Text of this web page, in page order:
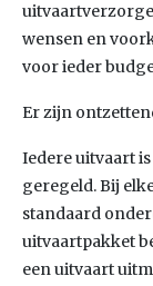
wensen en
voor ieder
Er zijn
Iedere uitvaart
geregeld. Bij
standaard
uitvaartpakket
een uitvaart